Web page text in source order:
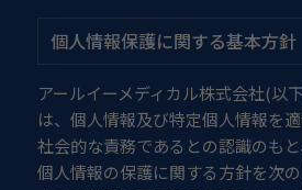
個人情報保護に関する基本方針
アールイーメディカル株式会社(以
は、個人情報及び特定個人情報を
社会的な責務であるとの認識のも
個人情報の保護に関する方針を次